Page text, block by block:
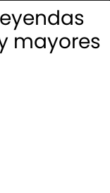
mayores